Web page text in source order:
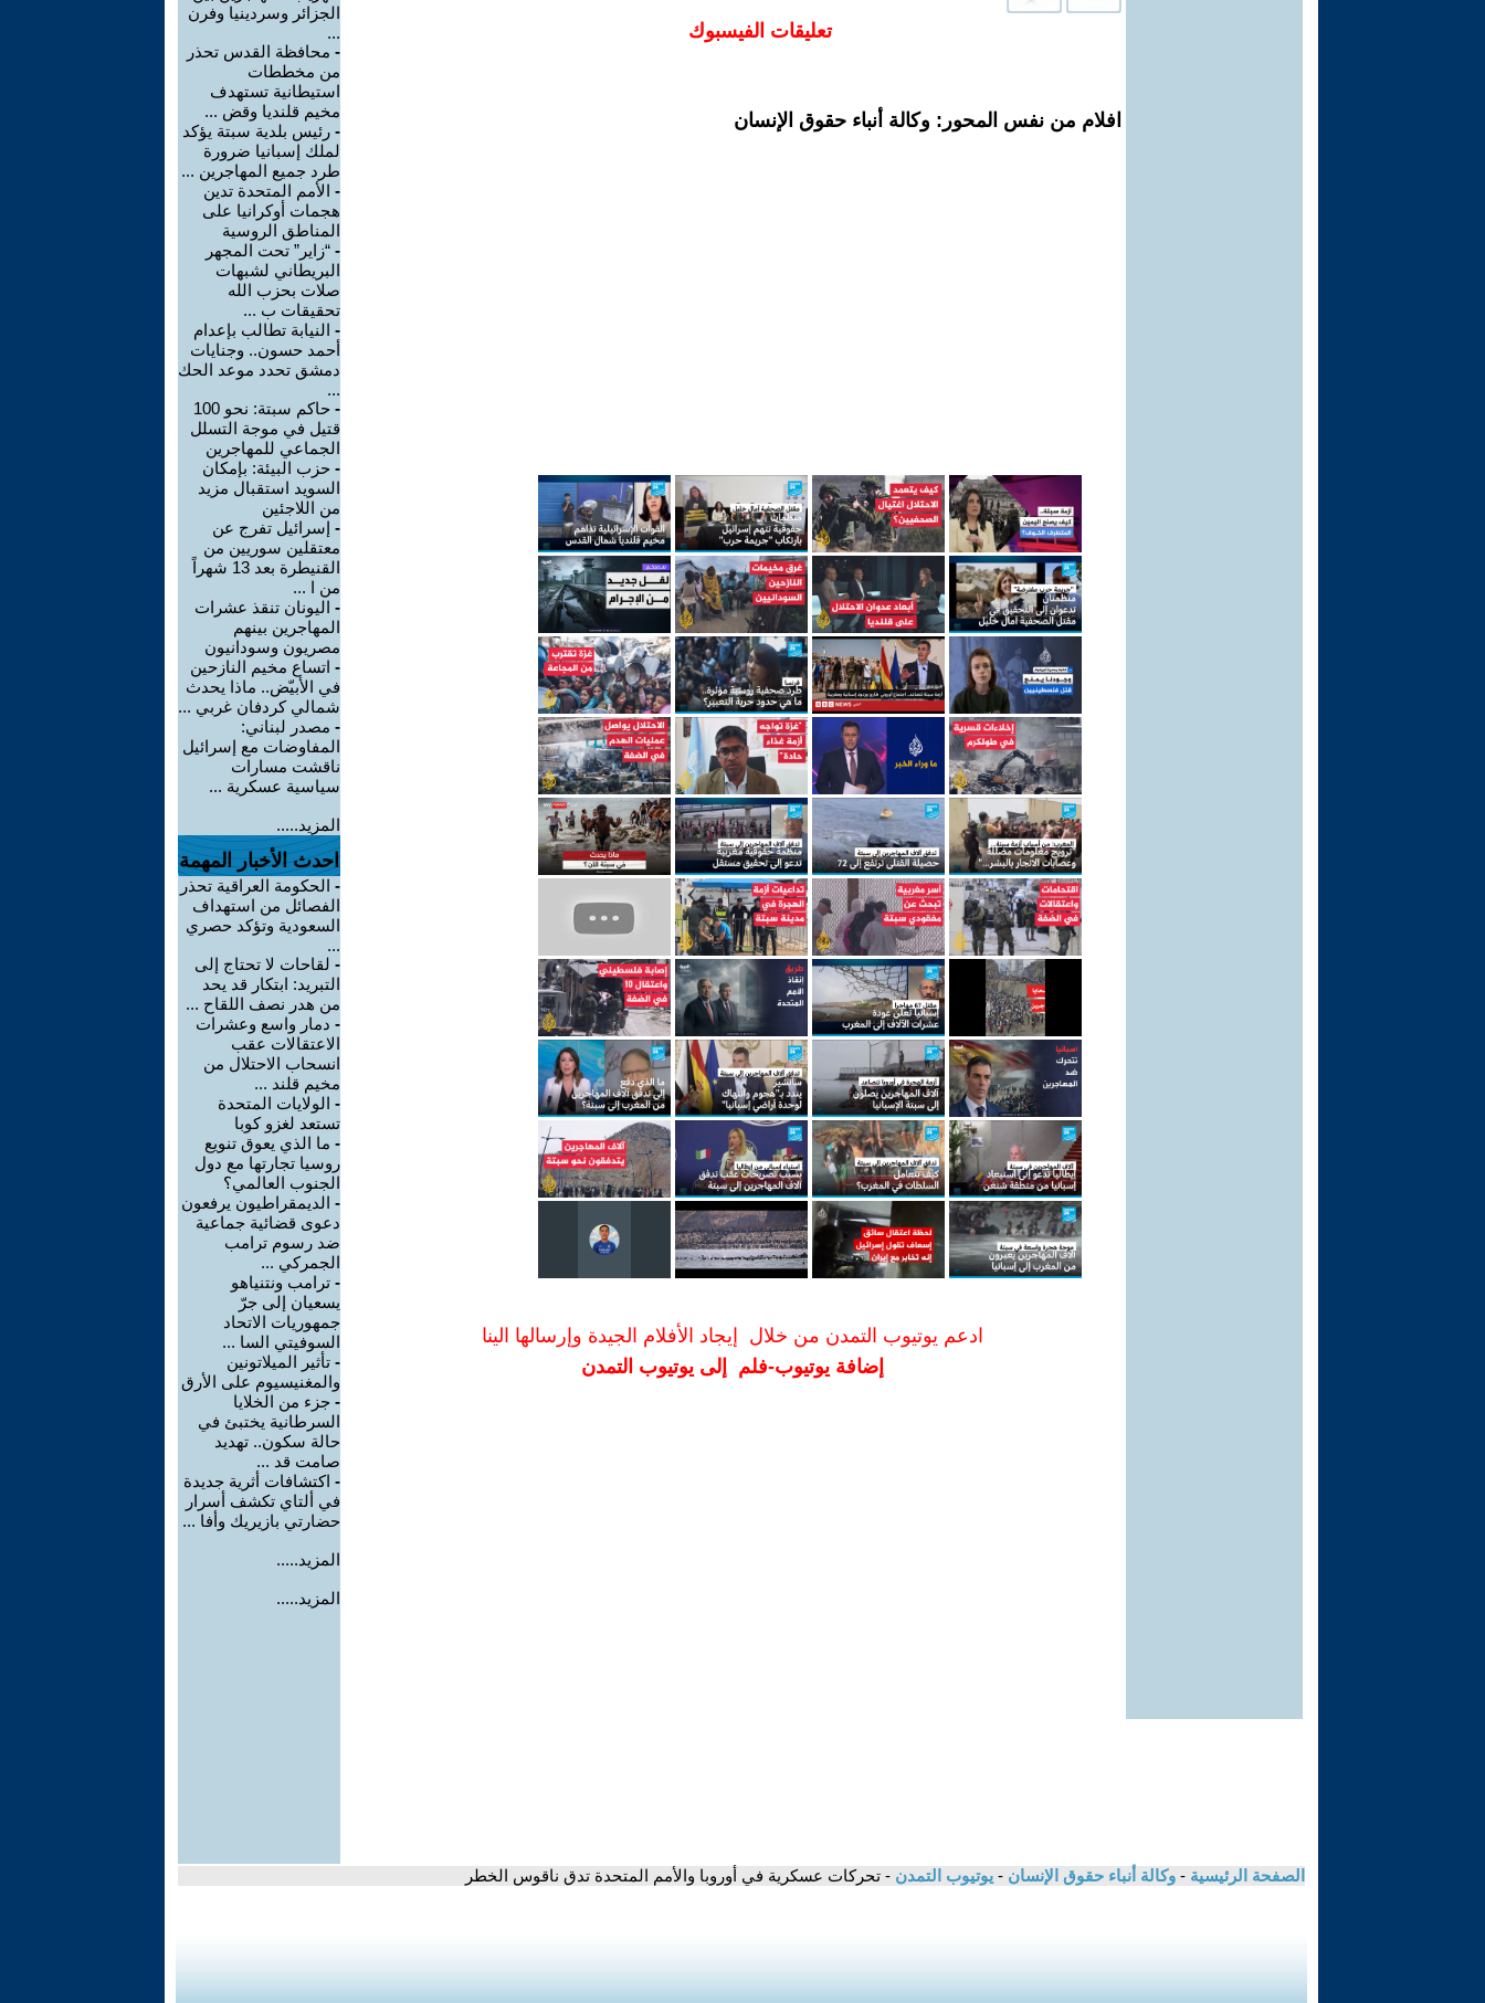
تعليقات الفيسبوك
افلام من نفس المحور: وكالة أنباء حقوق الإنسان
ادعم يوتيوب التمدن من خلال إيجاد الأفلام الجيدة وإرسالها الينا
إضافة يوتيوب-فلم إلى يوتيوب التمدن
الجزائر وسردينيا وفرن
...
- محافظة القدس تحذر
من مخططات
استيطانية تستهدف
مخيم قلنديا وقض ...
- رئيس بلدية سبتة يؤكد
لملك إسبانيا ضرورة
طرد جميع المهاجرين ...
- الأمم المتحدة تدين
هجمات أوكرانيا على
المناطق الروسية
- “زاير” تحت المجهر
البريطاني لشبهات
صلات بحزب الله
تحقيقات ب ...
- النيابة تطالب بإعدام
أحمد حسون.. وجنايات
دمشق تحدد موعد الحك
...
-
حاكم سبتة: نحو 100
قتيل في موجة التسلل
الجماعي للمهاجرين
- حزب البيئة: بإمكان
السويد استقبال مزيد
من اللاجئين
- إسرائيل تفرج عن
معتقلين سوريين من
القنيطرة بعد 13 شهراً
من ا ...
- اليونان تنقذ عشرات
المهاجرين بينهم
مصريون وسودانيون
- اتساع مخيم النازحين
في الأبيّض.. ماذا يحدث
شمالي كردفان غربي ...
- مصدر لبناني:
المفاوضات مع إسرائيل
ناقشت مسارات
سياسية عسكرية ...
المزيد.....
احدث الأخبار المهمة
- الحكومة العراقية تحذر
الفصائل من استهداف
السعودية وتؤكد حصري
...
- لقاحات لا تحتاج إلى
التبريد: ابتكار قد يحد
من هدر نصف اللقاح ...
- دمار واسع وعشرات
الاعتقالات عقب
انسحاب الاحتلال من
مخيم قلند ...
- الولايات المتحدة
تستعد لغزو كوبا
- ما الذي يعوق تنويع
روسيا تجارتها مع دول
الجنوب العالمي؟
- الديمقراطيون يرفعون
دعوى قضائية جماعية
ضد رسوم ترامب
الجمركي ...
- ترامب ونتنياهو
يسعيان إلى جرّ
جمهوريات الاتحاد
السوفيتي السا ...
- تأثير الميلاتونين
والمغنيسيوم على الأرق
- جزء من الخلايا
السرطانية يختبئ في
حالة سكون.. تهديد
صامت قد ...
- اكتشافات أثرية جديدة
في ألتاي تكشف أسرار
حضارتي بازيريك وأفا ...
المزيد.....
المزيد.....
الصفحة الرئيسية - وكالة أنباء حقوق الإنسان - يوتيوب التمدن - تحركات عسكرية في أوروبا والأمم المتحدة تدق ناقوس الخطر